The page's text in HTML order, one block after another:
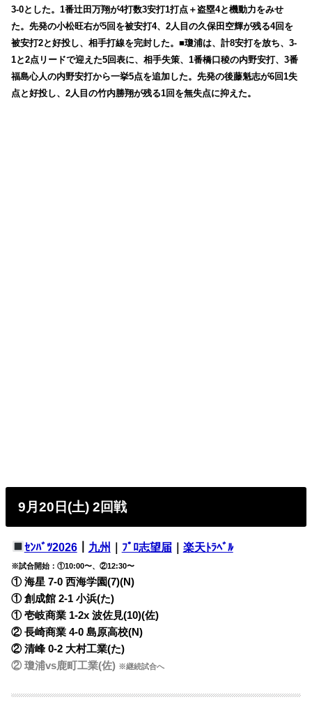
3-0とした。1番辻田万翔が4打数3安打1打点＋盗塁4と機動力をみせ
た。先発の小松旺右が5回を被安打4、2人目の久保田空輝が残る4回を
被安打2と好投し、相手打線を完封した。■瓊浦は、計8安打を放ち、3-
1と2点リードで迎えた5回表に、相手失策、1番橋口稜の内野安打、3番
福島心人の内野安打から一挙5点を追加した。先発の後藤魁志が6回1失
点と好投し、2人目の竹内勝翔が残る1回を無失点に抑えた。
9月20日(土) 2回戦
ｾﾝﾊﾞﾂ2026｜ 九州 ﾌﾟﾛ志望届｜ 楽天ﾄﾗﾍﾞﾙ
※試合開始：①10:00〜、②12:30〜
① 海星 7-0 西海学園(7)(N)
① 創成館 2-1 小浜(た)
① 壱岐商業 1-2x 波佐見(10)(佐)
② 長崎商業 4-0 島原高校(N)
② 清峰 0-2 大村工業(た)
② 瓊浦vs鹿町工業(佐) ※継続試合へ